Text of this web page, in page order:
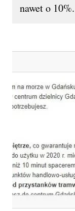
nawet o 10%.